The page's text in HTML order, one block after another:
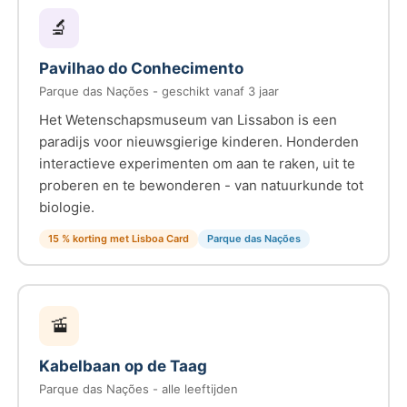
🔬
Pavilhao do Conhecimento
Parque das Nações - geschikt vanaf 3 jaar
Het Wetenschapsmuseum van Lissabon is een
paradijs voor nieuwsgierige kinderen. Honderden
interactieve experimenten om aan te raken, uit te
proberen en te bewonderen - van natuurkunde tot
biologie.
15 % korting met Lisboa Card Parque das Nações
🚡
Kabelbaan op de Taag
Parque das Nações - alle leeftijden